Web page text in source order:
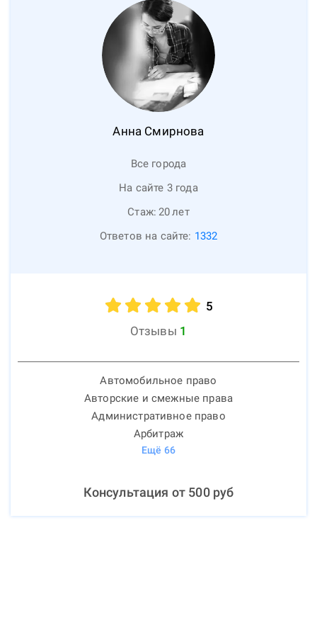
Анна Смирнова
Все города
На сайте 3 года
Стаж: 20лет
Ответов на сайте: 1332
5
Отзывы 1
Автомобильное право
Авторские и смежные права
Административное право
Арбитраж
Ещё 66
Консультация от 500руб